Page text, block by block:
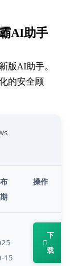
​AI助手
版AI助手。
的安全顾
操作
15
下
载